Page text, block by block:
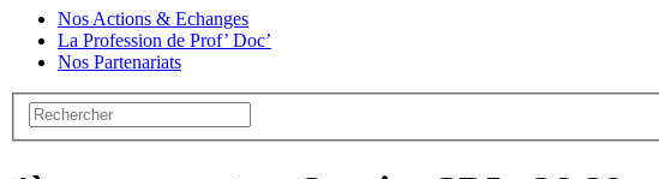
Nos Actions & Echanges
La Profession de Prof’ Doc’
Nos Partenariats